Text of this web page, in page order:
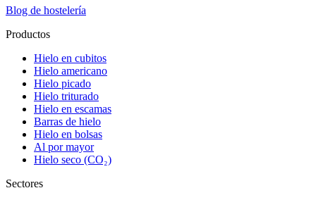
Blog de hostelería
Productos
Hielo en cubitos
Hielo americano
Hielo picado
Hielo triturado
Hielo en escamas
Barras de hielo
Hielo en bolsas
Al por mayor
Hielo seco (CO₂)
Sectores